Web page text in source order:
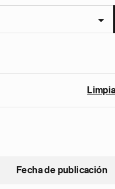
Fecha de publicación